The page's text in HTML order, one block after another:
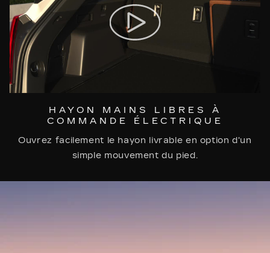
HAYON MAINS LIBRES À
COMMANDE ÉLECTRIQUE
Ouvrez facilement le hayon livrable en option d'un
simple mouvement du pied.